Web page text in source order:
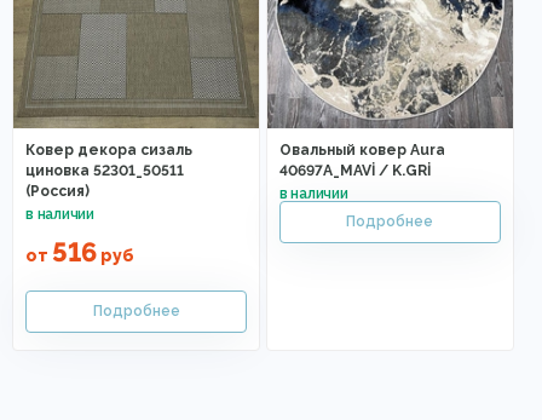
Ковер декора сизаль
циновка 52301_50511
(Россия)
от 516 руб
Овальный ковер Aura
40697A_MAVİ / K.GRİ